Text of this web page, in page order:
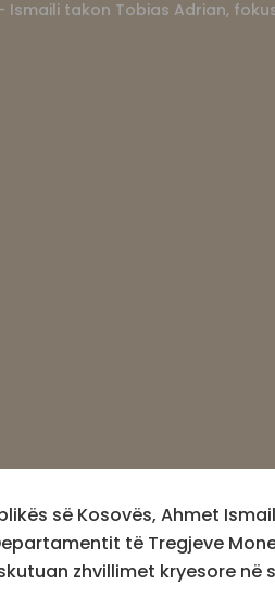
së Kosovës, Ahmet
të Tregjeve
zhvillimet kryesore